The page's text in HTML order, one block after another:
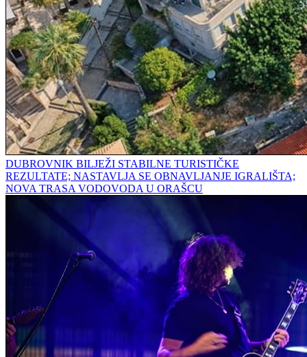
DUBROVNIK BILJEŽI STABILNE TURISTIČKE
REZULTATE; NASTAVLJA SE OBNAVLJANJE IGRALIŠTA;
NOVA TRASA VODOVODA U ORAŠCU